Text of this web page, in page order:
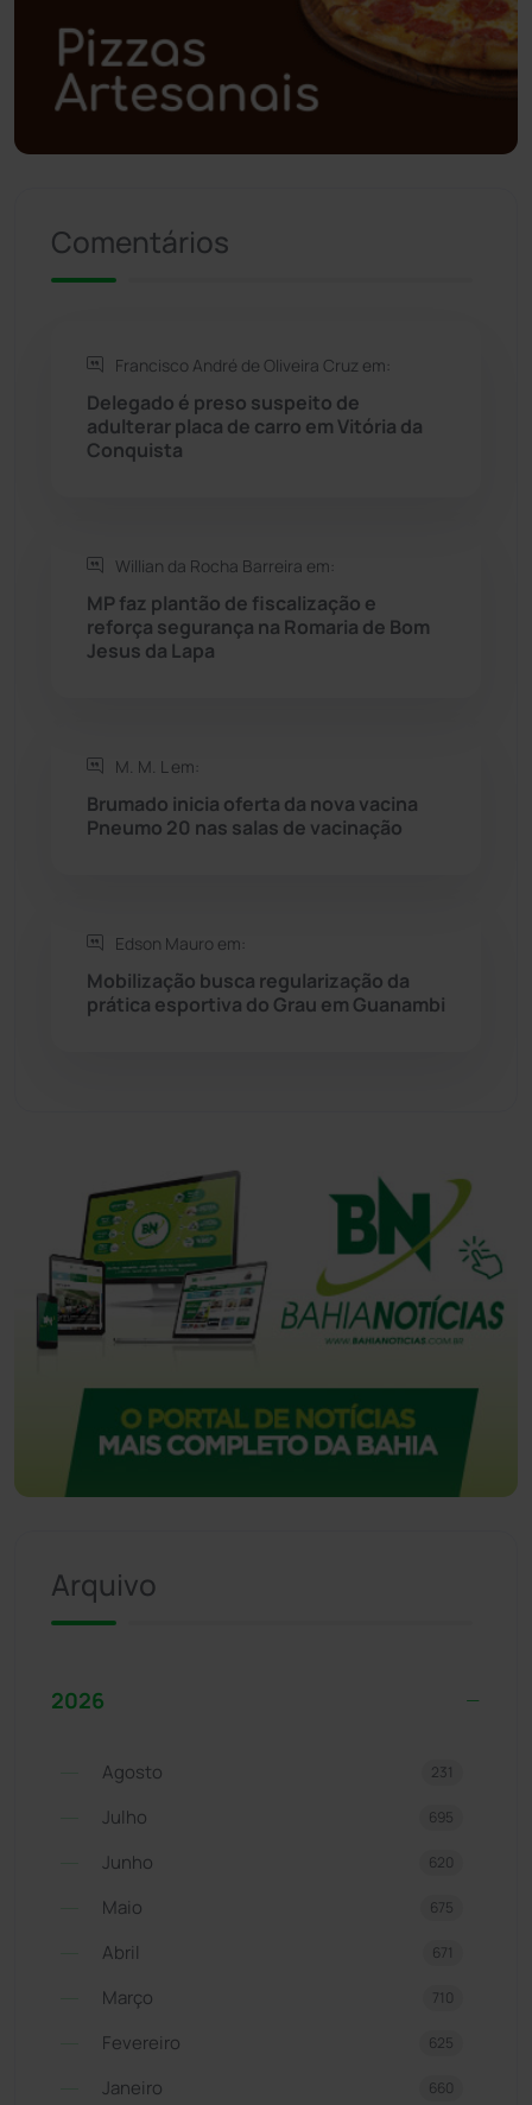
Polícia Militar (28)
Política
Riacho de Santana
Rio do Antônio
Rio do Pires
Seabra
Sebastião Laranjeiras
Sudoeste Baiano
Tanhaçu
Comentários
Francisco André de Oliveira Cruz em:
Delegado é preso suspeito de
adulterar placa de carro em Vitória da
Conquista
Willian da Rocha Barreira em:
MP faz plantão de fiscalização e
reforça segurança na Romaria de Bom
Jesus da Lapa
M. M. L em:
Brumado inicia oferta da nova vacina
Pneumo 20 nas salas de vacinação
Edson Mauro em:
Mobilização busca regularização da
prática esportiva do Grau em Guanambi
Arquivo
2026
Agosto 231
Julho 695
Junho 620
Maio 675
Abril 671
Março 710
Fevereiro 625
Janeiro 660